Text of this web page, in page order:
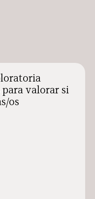
valorar si
os